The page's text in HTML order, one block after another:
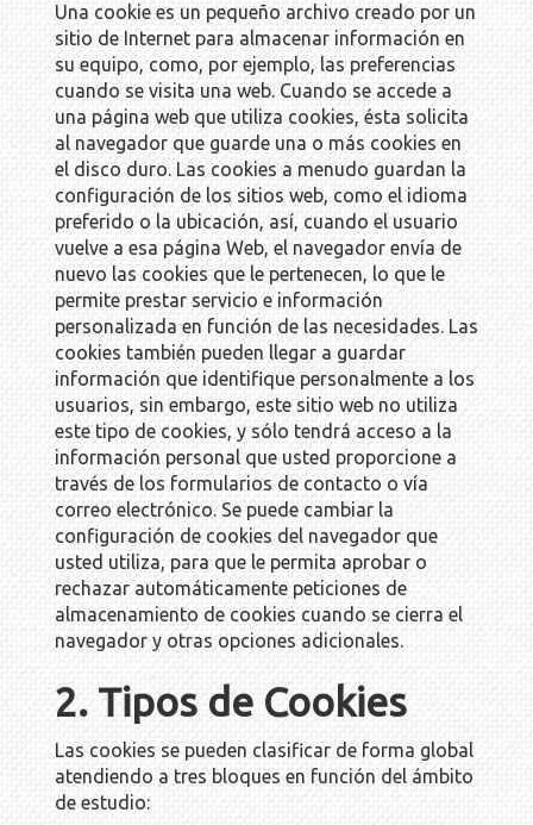
Una cookie es un pequeño archivo creado por un
sitio de Internet para almacenar información en
su equipo, como, por ejemplo, las preferencias
cuando se visita una web. Cuando se accede a
una página web que utiliza cookies, ésta solicita
al navegador que guarde una o más cookies en
el disco duro. Las cookies a menudo guardan la
configuración de los sitios web, como el idioma
preferido o la ubicación, así, cuando el usuario
vuelve a esa página Web, el navegador envía de
nuevo las cookies que le pertenecen, lo que le
permite prestar servicio e información
personalizada en función de las necesidades. Las
cookies también pueden llegar a guardar
información que identifique personalmente a los
usuarios, sin embargo, este sitio web no utiliza
este tipo de cookies, y sólo tendrá acceso a la
información personal que usted proporcione a
través de los formularios de contacto o vía
correo electrónico. Se puede cambiar la
configuración de cookies del navegador que
usted utiliza, para que le permita aprobar o
rechazar automáticamente peticiones de
almacenamiento de cookies cuando se cierra el
navegador y otras opciones adicionales.
2. Tipos de Cookies
Las cookies se pueden clasificar de forma global
atendiendo a tres bloques en función del ámbito
de estudio: